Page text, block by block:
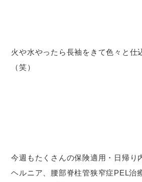
火や水やったら長袖をきて色々と仕
（笑）
今週もたくさんの保険適用・日帰り
ヘルニア、腰部脊柱管狭窄症PEL治